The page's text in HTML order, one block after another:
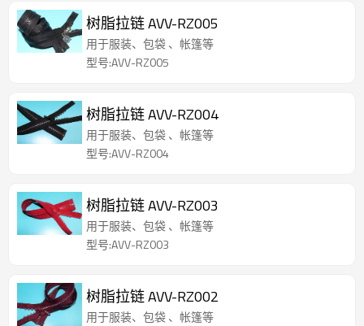
树脂拉链 AVV-RZ005
用于服装、包袋 、帐篷等
型号:AVV-RZ005
树脂拉链 AVV-RZ004
用于服装、包袋 、帐篷等
型号:AVV-RZ004
树脂拉链 AVV-RZ003
用于服装、包袋 、帐篷等
型号:AVV-RZ003
树脂拉链 AVV-RZ002
用于服装、包袋 、帐篷等